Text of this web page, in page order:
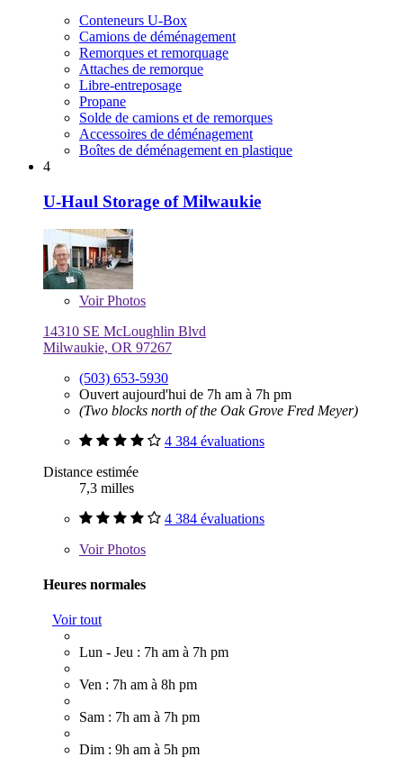
Conteneurs U-Box
Camions de déménagement
Remorques et remorquage
Attaches de remorque
Libre-entreposage
Propane
Solde de camions et de remorques
Accessoires de déménagement
Boîtes de déménagement en plastique
4
U-Haul Storage of Milwaukie
VoirPhotos
14310 SE McLoughlin Blvd
Milwaukie, OR 97267
(503) 653-5930
Ouvert aujourd'hui de 7h am à 7h pm
(Two blocks north of the Oak Grove Fred Meyer)
4 384 évaluations
Distance estimée
7,3 milles
4 384 évaluations
VoirPhotos
Heures normales
Voir tout
Lun - Jeu : 7h am à 7h pm
Ven : 7h am à 8h pm
Sam : 7h am à 7h pm
Dim : 9h am à 5h pm